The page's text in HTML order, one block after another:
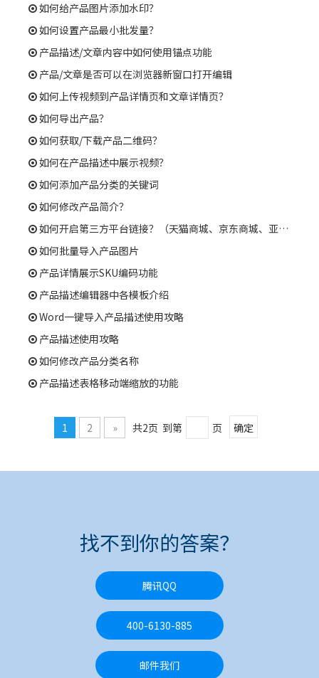
如何给产品图片添加水印？
如何设置产品最小批发量？
产品描述/文章内容中如何使用锚点功能
产品/文章是否可以在浏览器新窗口打开编辑
如何上传视频到产品详情页和文章详情页？
如何导出产品？
如何获取/下载产品二维码？
如何在产品描述中展示视频？
如何添加产品分类的关键词
如何修改产品简介？
如何开启第三方平台链接？（天猫商城、京东商城、亚马逊等）
如何批量导入产品图片
产品详情展示SKU编码功能
产品描述编辑器中各模板介绍
Word一键导入产品描述使用攻略
产品描述使用攻略
如何修改产品分类名称
产品描述表格移动端缩放的功能
1 2 » 共2页 到第 页 确定
找不到你的答案？
腾讯QQ
400-6130-885
邮件我们